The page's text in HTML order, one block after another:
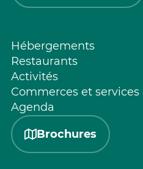
Hébergements
Restaurants
Activités
Commerces et services
Agenda
Brochures